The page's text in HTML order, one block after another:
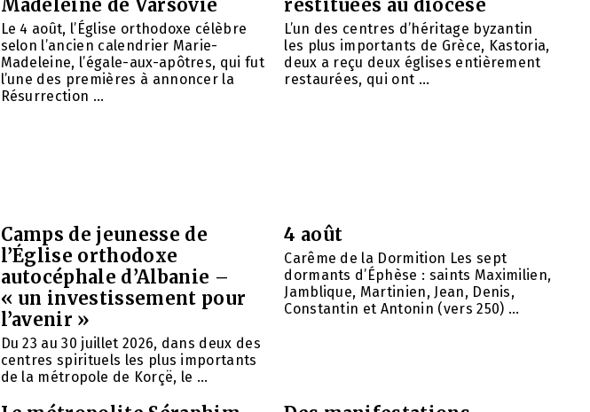
Madeleine de Varsovie
Le 4 août, l’Église orthodoxe célèbre
selon l’ancien calendrier Marie-
Madeleine, l’égale-aux-apôtres, qui fut
l’une des premières à annoncer la
Résurrection ...
restituées au diocèse
L’un des centres d’héritage byzantin
les plus importants de Grèce, Kastoria,
deux a reçu deux églises entièrement
restaurées, qui ont ...
Camps de jeunesse de
l’Église orthodoxe
autocéphale d’Albanie –
« un investissement pour
l’avenir »
Du 23 au 30 juillet 2026, dans deux des
centres spirituels les plus importants
de la métropole de Korçë, le ...
4 août
Carême de la Dormition Les sept
dormants d’Éphèse : saints Maximilien,
Jamblique, Martinien, Jean, Denis,
Constantin et Antonin (vers 250) ...